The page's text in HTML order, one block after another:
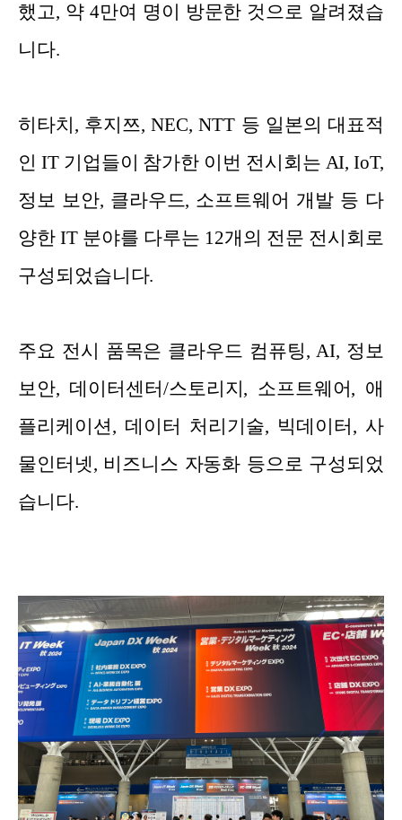
했고, 약 4만여 명이 방문한 것으로 알려졌습
니다.
히타치, 후지쯔, NEC, NTT 등 일본의 대표적
인 IT 기업들이 참가한 이번 전시회는 AI, IoT,
정보 보안, 클라우드, 소프트웨어 개발 등 다
양한 IT 분야를 다루는 12개의 전문 전시회로
구성되었습니다.
주요 전시 품목은 클라우드 컴퓨팅, AI, 정보
보안, 데이터센터/스토리지, 소프트웨어, 애
플리케이션, 데이터 처리기술, 빅데이터, 사
물인터넷, 비즈니스 자동화 등으로 구성되었
습니다.